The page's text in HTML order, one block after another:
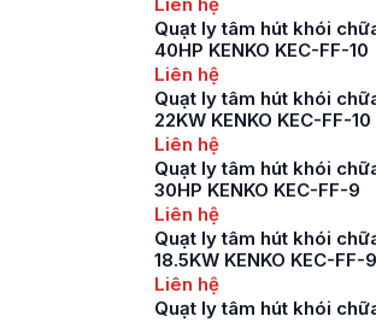
Quạt ly tâm hút khói
40HP KENKO KEC-FF-10
Liên hệ
Quạt ly tâm hút khói
22KW KENKO KEC-FF-10
Liên hệ
Quạt ly tâm hút khói
30HP KENKO KEC-FF-9
Liên hệ
Quạt ly tâm hút khói
18.5KW KENKO KEC-FF-9
Liên hệ
Quạt ly tâm hút khói